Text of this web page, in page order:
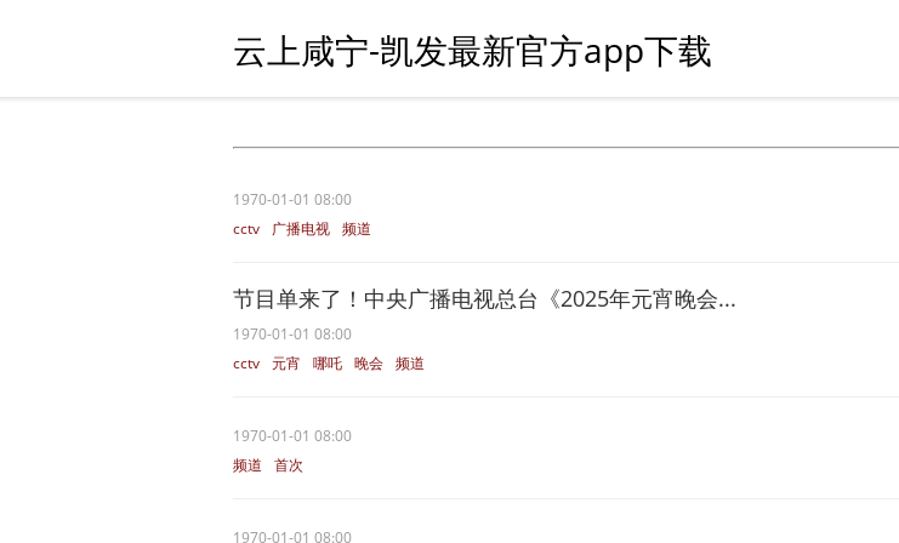
云上咸宁-凯发最新官方app下载
1970-01-01 08:00
cctv
广播电视 频道
节目单来了！中央广播电视总台《2025年元宵晚会...
1970-01-01 08:00
cctv 元宵 哪吒 晚会 频道
1970-01-01 08:00
频道
首次
1970-01-01 08:00